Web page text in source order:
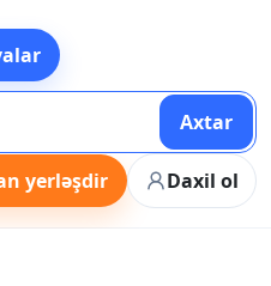
Axtar
yerləşdir Daxil ol